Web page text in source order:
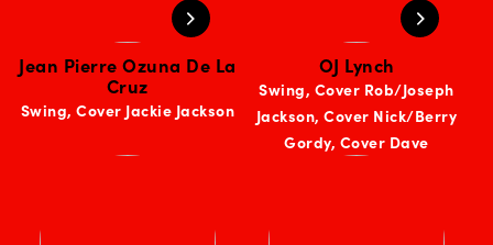
Jean Pierre Ozuna De La
Cruz
Swing, Cover Jackie Jackson
OJ Lynch
Swing, Cover Rob/Joseph
Jackson, Cover Nick/Berry
Gordy, Cover Dave